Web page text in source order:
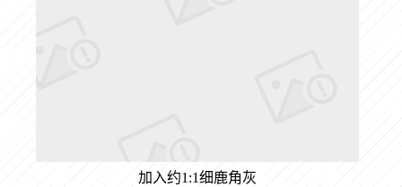
加入约1:1细鹿角灰